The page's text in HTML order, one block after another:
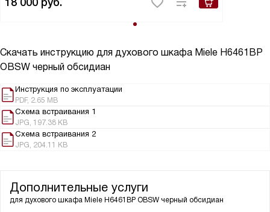
18 000 руб.
Скачать инструкцию для духового шкафа Miele H6461BP
OBSW черный обсидиан
Инструкция по эксплуатации
PDF, 2.65 MB
Схема встраивания 1
JPG, 197.38 KB
Схема встраивания 2
JPG, 204.11 KB
Дополнительные услуги
для духового шкафа Miele H6461BP OBSW черный обсидиан